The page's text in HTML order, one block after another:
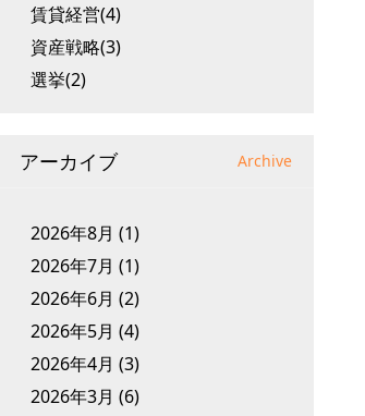
賃貸経営(4)
資産戦略(3)
選挙(2)
アーカイブ Archive
2026年8月 (1)
2026年7月 (1)
2026年6月 (2)
2026年5月 (4)
2026年4月 (3)
2026年3月 (6)